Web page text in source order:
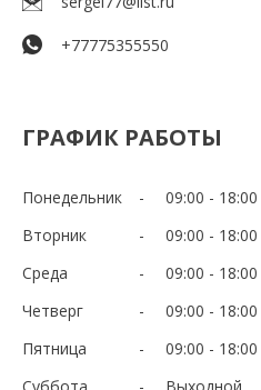
+77775355550
ГРАФИК РАБОТЫ
Понедельник 09:00
18:00
Вторник
09:00
18:00
Среда
09:00
18:00
Четверг
09:00
18:00
Пятница
09:00
18:00
Суббота
Выходной